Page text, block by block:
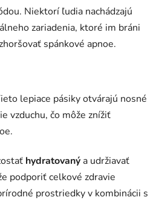
Niektorí ľudia nachádzajú
zariadenia, ktoré im bráni
spánkové apnoe.
lepiace pásiky otvárajú nosné
vzduchu, čo môže znížiť
hydratovaný a udržiavať
podporiť celkové zdravie
prostriedky v kombinácii s